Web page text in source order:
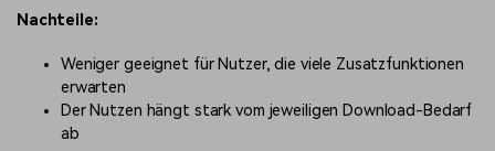
Nachteile:
Weniger geeignet für Nutzer, die viele Zusatzfunktionen
erwarten
Der Nutzen hängt stark vom jeweiligen Download-Bedarf
ab